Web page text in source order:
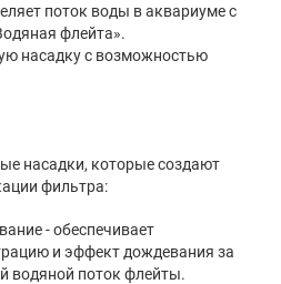
поток воды в аквариуме с
флейта».
насадку с возможностью
насадки, которые создают
фильтра:
- обеспечивает
и эффект дождевания за
водяной поток флейты.